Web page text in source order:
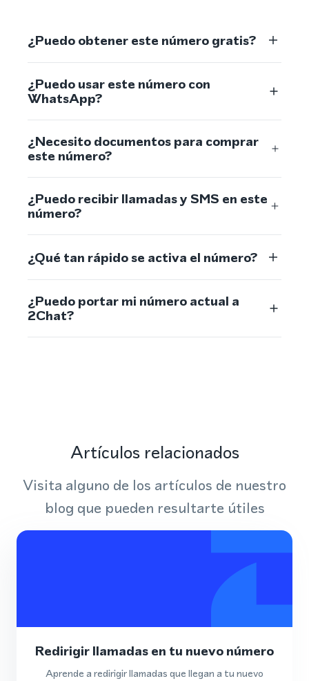
¿Puedo obtener este número gratis?
¿Puedo usar este número con
WhatsApp?
¿Necesito documentos para comprar
este número?
¿Puedo recibir llamadas y SMS en este
número?
¿Qué tan rápido se activa el número?
¿Puedo portar mi número actual a
2Chat?
Artículos relacionados
Visita alguno de los artículos de nuestro
blog que pueden resultarte útiles
Redirigir llamadas en tu nuevo número
Aprende a redirigir llamadas que llegan a tu nuevo